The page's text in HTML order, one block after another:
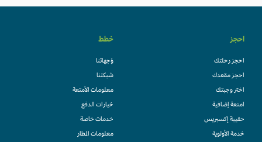
احجز
احجز رحلتك
احجز مقعدك
اختر وجبتك
امتعة إضافية
حقيبة إكسبريس
خدمة الأولوية
خطط
وُجهاتنا
شبكتنا
معلومات الأمتعة
خيارات الدفع
خدمات خاصة
معلومات المطار